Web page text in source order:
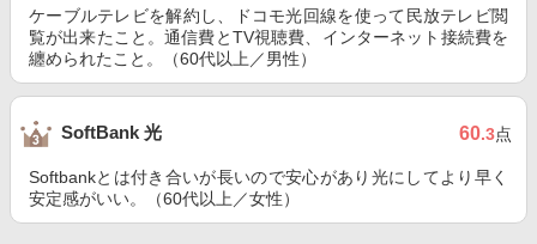
ケーブルテレビを解約し、ドコモ光回線を使って民放テレビ閲
覧が出来たこと。通信費とTV視聴費、インターネット接続費を
纏められたこと。（60代以上／男性）
SoftBank 光 60.3点
Softbankとは付き合いが長いので安心があり光にしてより早く
安定感がいい。（60代以上／女性）